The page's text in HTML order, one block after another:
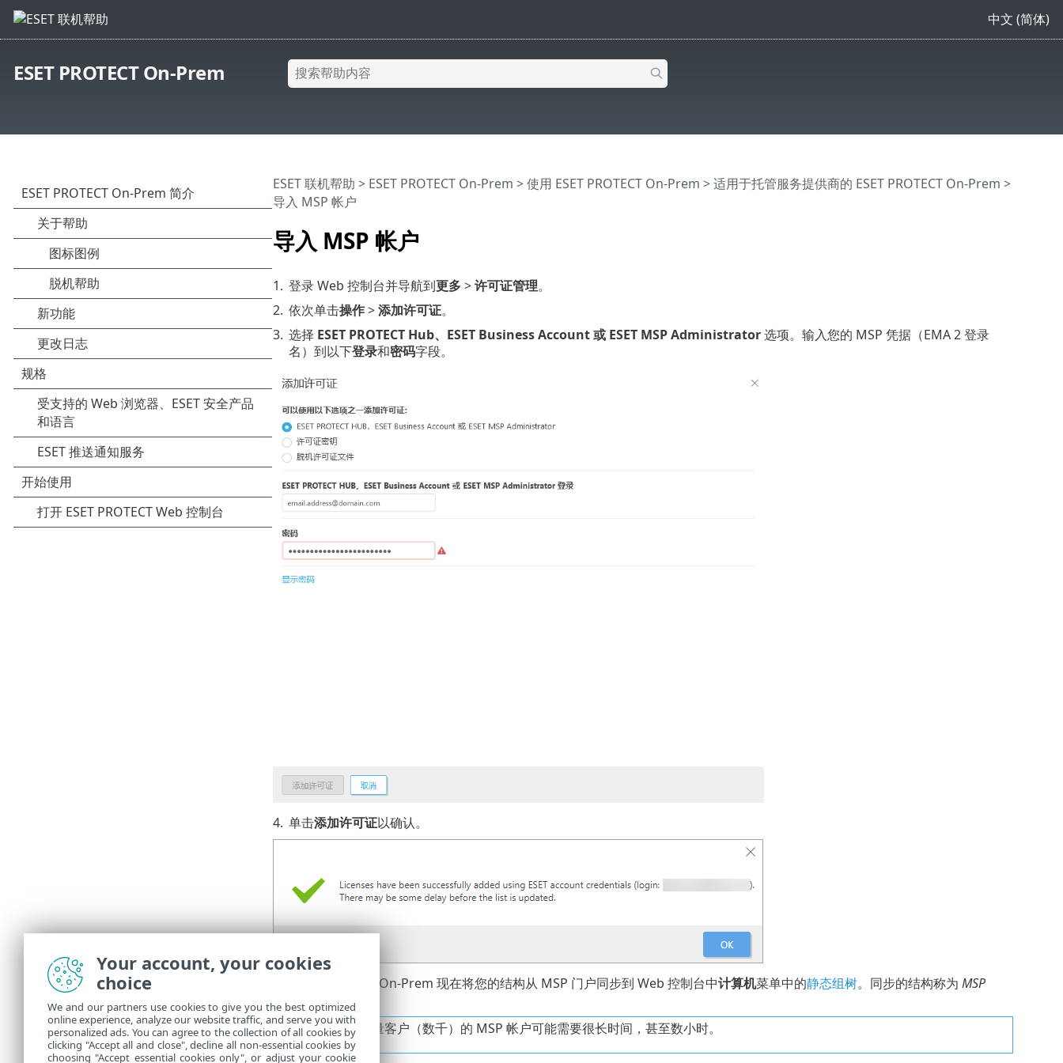
中文 (简体)
ESET PROTECT On-Prem
导入 MSP 帐户
ESET 联机帮助 > ESET PROTECT On-Prem >使用 ESET PROTECT On-Prem >适用于托管服务提供商的 ESET PROTECT On-Prem >
导入 MSP 帐户
1. 登录 Web 控制台并导航到更多 >许可证管理。
2. 依次单击操作>添加许可证。
3. 选择 ESET PROTECT Hub、ESET Business Account 或 ESET MSP Administrator选项。输入您的 MSP 凭据（EMA 2 登录
名）到以下登录和密码字段。
4. 单击添加许可证以确认。
ESET PROTECT On-Prem 现在将您的结构从 MSP 门户同步到 Web 控制台中计算机菜单中的静态组树。同步的结构称为 MSP
。
导入具有大量客户（数千）的 MSP 帐户可能需要很长时间，甚至数小时。
Your account, your cookies
choice
We and our partners use cookies to give you the best optimized
online experience, analyze our website traffic, and serve you with
personalized ads. You can agree to the collection of all cookies by
clicking "Accept all and close", decline all non-essential cookies by
choosing "Accept essential cookies only", or adjust your cookie